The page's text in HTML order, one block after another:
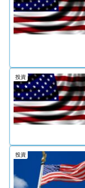
投資
投資